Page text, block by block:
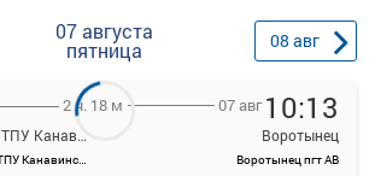
07 августа
пятница 08 авг
Нижний Новгород ТПУ Канавинский
Нижний Новгород АВ ТПУ Канавинский
2 ч. 18 м 07 авг 10:13
Воротынец
Воротынец пгт АВ
вы можете ознакомиться с расписанием и